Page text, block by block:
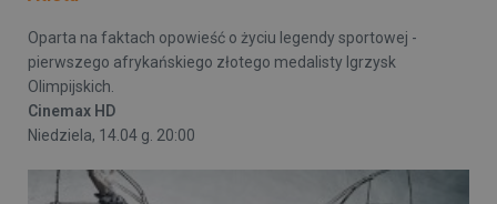
Oparta na faktach opowieść o życiu legendy sportowej -
pierwszego afrykańskiego złotego medalisty Igrzysk
Olimpijskich.
Cinemax HD
Niedziela, 14.04 g. 20:00